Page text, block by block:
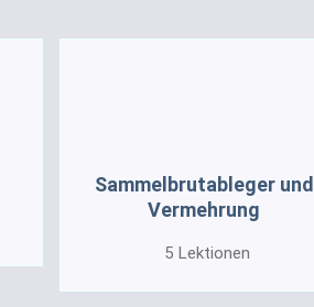
Sammelbrutableger und
Vermehrung
5 Lektionen